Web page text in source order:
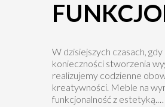
W dzisiejszych czasach,
konieczności stworzenia
realizujemy codzienne
kreatywności. Meble na
funkcjonalność z estetyką.…